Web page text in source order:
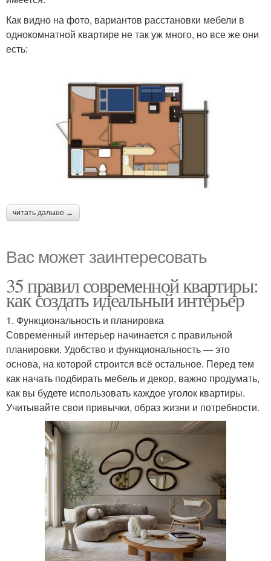
Как видно на фото, вариантов расстановки мебели в
однокомнатной квартире не так уж много, но все же они
есть:
читать дальше →
Вас может заинтересовать
35 правил современной квартиры:
как создать идеальный интерьер
1. Функциональность и планировка
Современный интерьер начинается с правильной
планировки. Удобство и функциональность — это
основа, на которой строится всё остальное. Перед тем
как начать подбирать мебель и декор, важно продумать,
как вы будете использовать каждое уголок квартиры.
Учитывайте свои привычки, образ жизни и потребности.